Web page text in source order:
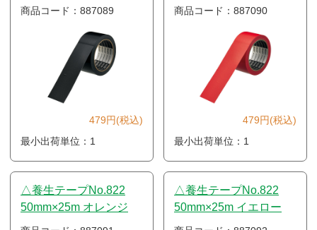
商品コード：887089
479円(税込)
最小出荷単位：1
商品コード：887090
479円(税込)
最小出荷単位：1
△養生テープNo.822
50mm×25m オレンジ
△養生テープNo.822
50mm×25m イエロー